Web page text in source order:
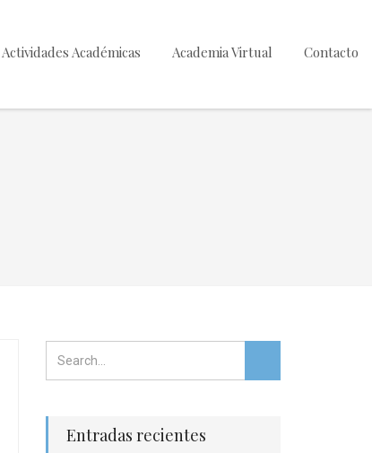
Actividades Académicas Academia Virtual Contacto
Entradas recientes